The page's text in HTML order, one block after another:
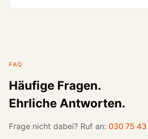
FAQ
Häufige Fragen.
Ehrliche Antworten.
Frage nicht dabei? Ruf an: 030 75